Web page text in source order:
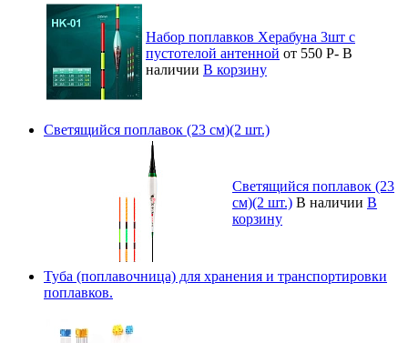
Набор поплавков Херабуна 3шт с
пустотелой антенной от 550 Р- В
наличии В корзину
Светящийся поплавок (23 см)(2 шт.)
Светящийся поплавок (23
см)(2 шт.) В наличии В
корзину
Туба (поплавочница) для хранения и транспортировки
поплавков.